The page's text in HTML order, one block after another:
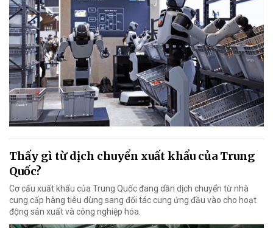
Thấy gì từ dịch chuyển xuất khẩu của Trung
Quốc?
Cơ cấu xuất khẩu của Trung Quốc đang dần dịch chuyển từ nhà
cung cấp hàng tiêu dùng sang đối tác cung ứng đầu vào cho hoạt
động sản xuất và công nghiệp hóa.